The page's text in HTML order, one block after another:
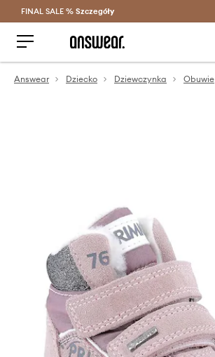
Oszczędzaj z Answear Club >
FINAL SALE % Szczegóły
Answear Dziecko Dziewczynka Obuwie